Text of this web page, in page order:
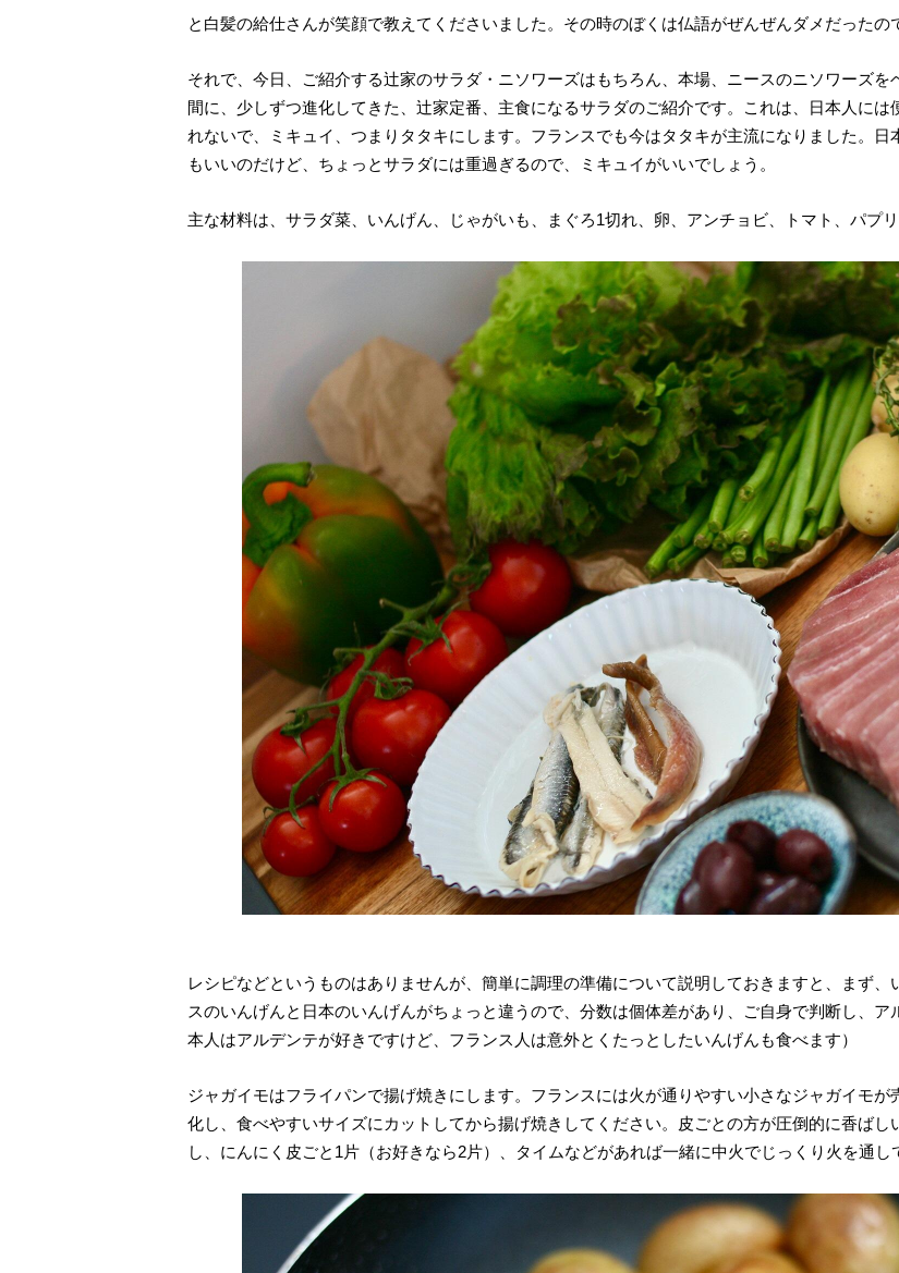
と白髪の給仕さんが笑顔で教えてくださいました。その時のぼくは仏語がぜんぜんダメだった
それで、今日、ご紹介する辻家のサラダ・ニソワーズはもちろん、本場、ニースのニソワーズ
間に、少しずつ進化してきた、辻家定番、主食になるサラダのご紹介です。これは、日本人に
れないで、ミキュイ、つまりタタキにします。フランスでも今はタタキが主流になりました。
もいいのだけど、ちょっとサラダには重過ぎるので、ミキュイがいいでしょう。
主な材料は、サラダ菜、いんげん、じゃがいも、まぐろ1切れ、卵、アンチョビ、トマト、パプ
レシピなどというものはありませんが、簡単に調理の準備について説明しておきますと、まず
スのいんげんと日本のいんげんがちょっと違うので、分数は個体差があり、ご自身で判断し、
本人はアルデンテが好きですけど、フランス人は意外とくたっとしたいんげんも食べます）
ジャガイモはフライパンで揚げ焼きにします。フランスには火が通りやすい小さなジャガイモ
化し、食べやすいサイズにカットしてから揚げ焼きしてください。皮ごとの方が圧倒的に香ば
し、にんにく皮ごと1片（お好きなら2片）、タイムなどがあれば一緒に中火でじっくり火を通し